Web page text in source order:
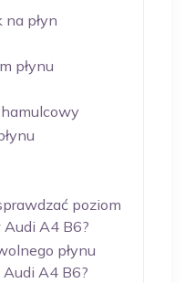
na płyn
płynu
hamulcowy
poziom
Audi A4 B6?
płynu
A4 B6?